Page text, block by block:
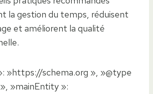
la gestion du temps, réduisent
et améliorent la qualité
»https://schema.org », »@type
»mainEntity »: